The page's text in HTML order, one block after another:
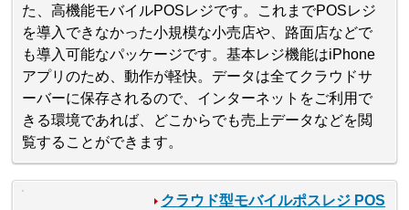
た、高機能モバイルPOSレジです。これまでPOSレジ
を導入できなかった小規模な小売店や、路面店などで
も導入可能なパッケージです。基本レジ機能はiPhone
アプリのため、動作が軽快。データは全てクラウドサ
ーバーに保存されるので、インターネットをご利用で
きる環境であれば、どこからでも売上データなどを閲
覧することができます。
クラウド型モバイルポスレジ POS